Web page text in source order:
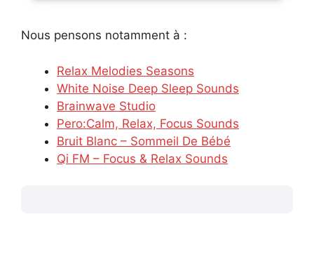
Nous pensons notamment à :
Relax Melodies Seasons
White Noise Deep Sleep Sounds
Brainwave Studio
Pero:Calm, Relax, Focus Sounds
Bruit Blanc – Sommeil De Bébé
Qi FM – Focus & Relax Sounds